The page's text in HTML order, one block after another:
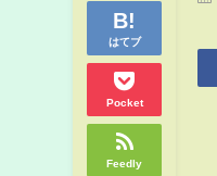
はてブ
Pocket
Feedly